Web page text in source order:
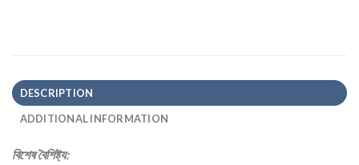
DESCRIPTION
ADDITIONAL INFORMATION
বিশেষ বৈশিষ্ট্য: